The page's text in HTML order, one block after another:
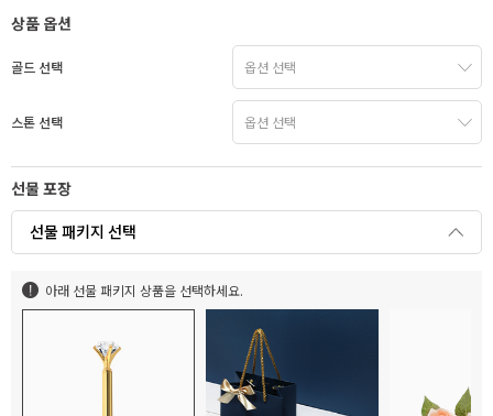
상품 옵션
골드 선택
스톤 선택
선물 포장
선물 패키지 선택
아래 선물 패키지 상품을 선택하세요.